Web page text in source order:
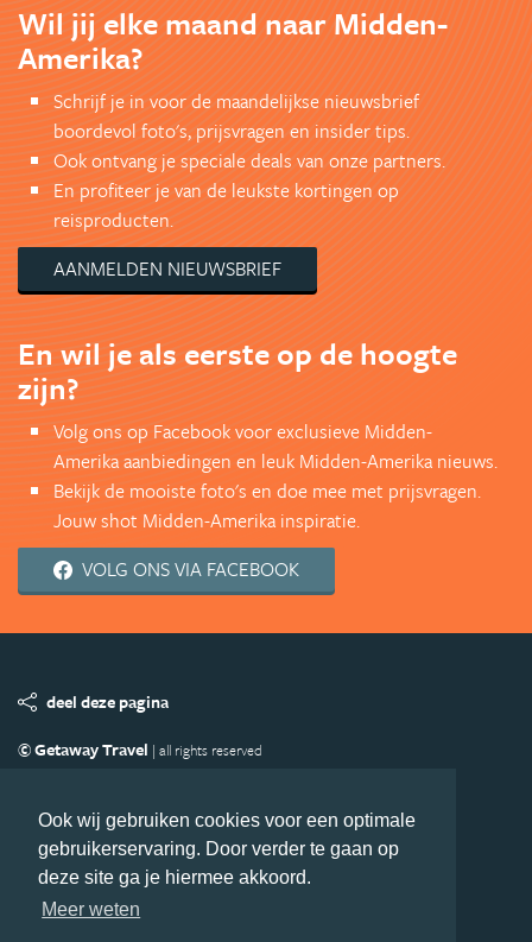
Ook wij gebruiken cookies voor een optimale
gebruikerservaring. Door verder te gaan op
deze site ga je hiermee akkoord.
Meer weten
Wil jij elke maand naar Midden-
Amerika?
Schrijf je in voor de maandelijkse nieuwsbrief
boordevol foto's, prijsvragen en insider tips.
Ook ontvang je speciale deals van onze partners.
En profiteer je van de leukste kortingen op
reisproducten.
AANMELDEN NIEUWSBRIEF
En wil je als eerste op de hoogte
zijn?
Volg ons op Facebook voor exclusieve Midden-
Amerika aanbiedingen en leuk Midden-Amerika nieuws.
Bekijk de mooiste foto's en doe mee met prijsvragen.
Jouw shot Midden-Amerika inspiratie.
VOLG ONS VIA FACEBOOK
deel deze pagina
© Getaway Travel | all rights reserved
Copyright
Privacy statement Disclaimer
Cookies
Volg MiddenAmerika.nl
Nieuwsbrief
Facebook